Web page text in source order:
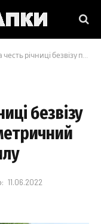
партійці вручили біометричний паспорт королю Данилу
безвізу
11.06.2022